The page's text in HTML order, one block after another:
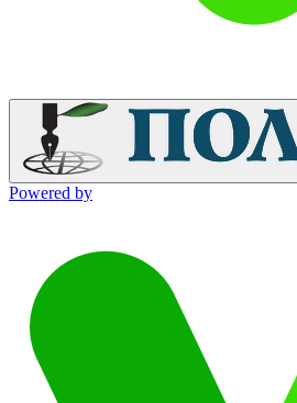
Powered by